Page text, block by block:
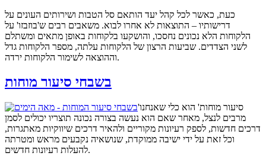
כעת, כאשר לכל קהל יעד הותאם סל הטבות ושירותים העונים על
דרישותיו – התוצאות לא אחרו לבוא. משאבים רבים ש'בוזבזו' על
הלקוחות הלא נכונים נחסכו, והושקעו בלקוחות באופן מתאים ומשתלם
לשני הצדדים. שביעות הרצון של הלקוחות עלתה, מספר הלקוחות גדל
וההוצאה לשימור הלקוחות ירדה.
בשבחי סיעור מוחות
'סיעור מוחות' הוא כלי שאנחנו
מרבים לנצל, מאחר שאם הוא נעשה בצורה נכונה תוצריו יכולים לסמן
דרכים חדשות, לספק רעיונות מקוריים ולהאיר דרכים שיווקיות מאתגרות,
וכל זאת על ידי ישיבה ממוקדת, שנושאיה נקבעים מראש ומטרתה
להעלות רעיונות חדשים.